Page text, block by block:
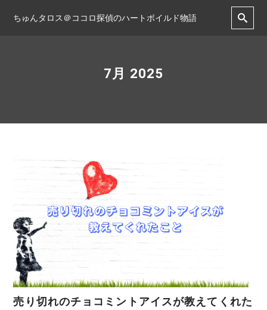
ちゅんタロス＠ココロ探偵のハートボイルド物語
7月 2025
売り切れのチョコミントアイスが教えてくれた